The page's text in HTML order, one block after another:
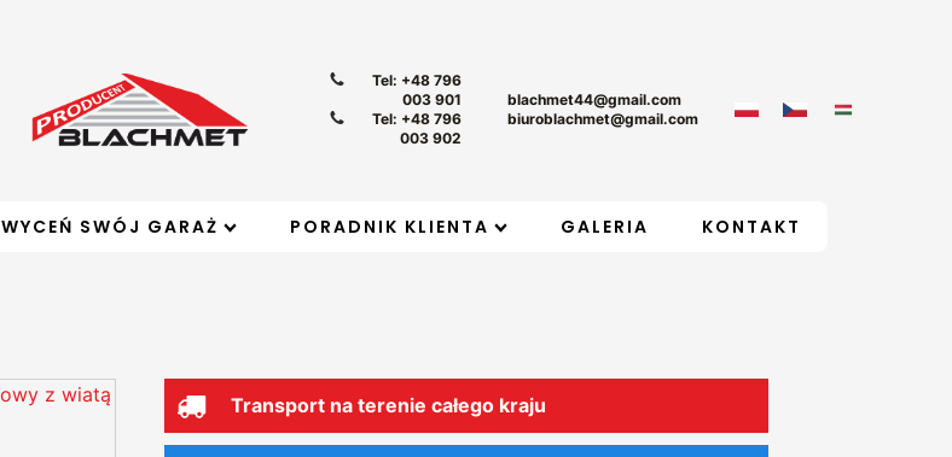
Tel: +48 796
003 901
Tel: +48 796
003 902
blachmet44@gmail.com
biuroblachmet@gmail.com
WYCEŃ SWÓJ GARAŻ PORADNIK KLIENTA GALERIA KONTAKT
Transport na terenie całego kraju